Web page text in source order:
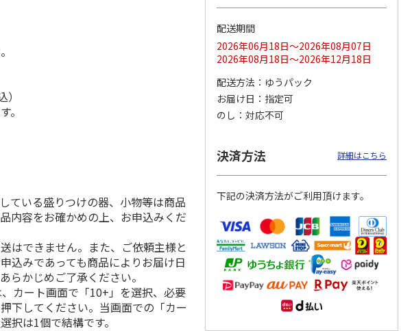
大谷翔
多53試
記念 コ
)
ドジャース 大谷翔
平 日本人最多53試
合連続出塁記念 シ
ル…
17,000円
(送料・税込)
谷翔平 2026 NL 3・
4月投手…
。
ている盛りつけの器、小物等は商品
内容をお確かめの上、お申込みくだ
はできません。また、ご依頼主様と
込みであっても商品によりお届け日
らかじめご了承ください。
カート画面で「10+」を選択、必要
下してください。当画面での「カー
択は1個で結構です。
配送期間
2026年06月18日～2026年08月07日
2026年08月18日～2026年12月18日
配送方法
ゆうパック
お届け日
指定可
のし
対応不可
決済方法 詳細はこちら
下記の決済方法がご利用頂けます。